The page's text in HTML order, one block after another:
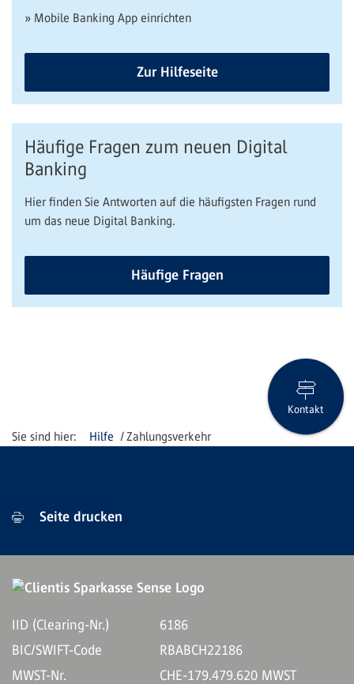
» Mobile Banking App einrichten
Zur Hilfeseite
Häufige Fragen zum neuen Digital
Banking
Hier finden Sie Antworten auf die häufigsten Fragen rund
um das neue Digital Banking.
Häufige Fragen
Hilfe Zahlungsverkehr
Kontakt
Seite drucken
IID (Clearing-Nr.)
6186
BIC/SWIFT-Code
RBABCH22186
MWST-Nr.
CHE-179.479.620 MWST